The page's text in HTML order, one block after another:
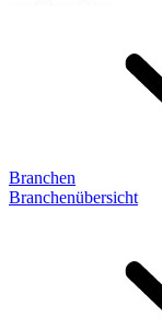
Branchen
Branchenübersicht